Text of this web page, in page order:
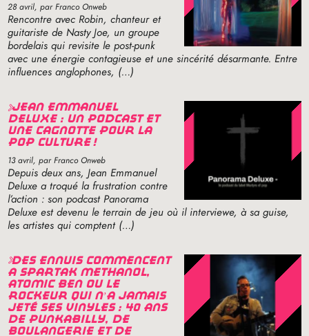
28 avril, par Franco Onweb
Rencontre avec Robin, chanteur et
guitariste de Nasty Joe, un groupe
bordelais qui revisite le post-punk
avec une énergie contagieuse et une sincérité désarmante. Entre
influences anglophones, (…)
jean emmanuel
deluxe : un podcast et
une cagnotte pour la
pop culture !
13 avril, par Franco Onweb
Depuis deux ans, Jean Emmanuel
Deluxe a troqué la frustration contre
l’action : son podcast Panorama
Deluxe est devenu le terrain de jeu où il interviewe, à sa guise,
les artistes qui comptent (…)
des ennuis commencent
à spartak methanol,
atomic ben ou le
rockeur qui n’a jamais
jeté ses vinyles : 40 ans
de punkabilly, de
boulangerie et de